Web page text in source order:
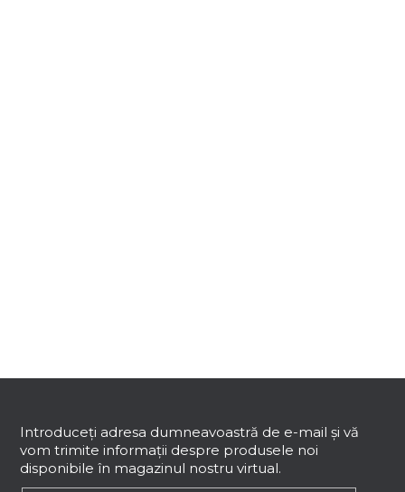
Introduceţi adresa dumneavoastră de e-mail şi vă
vom trimite informaţii despre produsele noi
disponibile în magazinul nostru virtual.